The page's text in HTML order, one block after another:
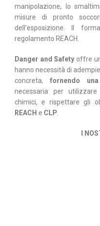
manipolazione, lo
misure di pronto
dell’esposizione. Il
regolamento REACH.
Danger and Safety offre
hanno necessità di
concreta, fornendo
necessaria per
chimici, e rispettare gli
REACH e CLP
I